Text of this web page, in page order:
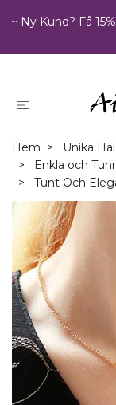
~ Ny Kund? Få
Hem
Unika
Enkla och
Tunt Och